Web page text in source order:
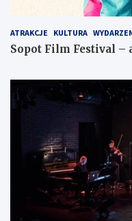
ATRAKCJE KULTURA
Sopot Film Festival –